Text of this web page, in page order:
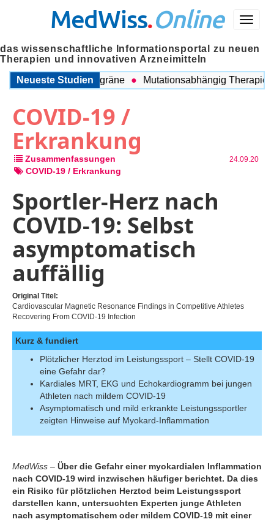
Menü
MedWiss.Online
das wissenschaftliche Informationsportal zu neuen
Therapien und innovativen Arzneimitteln
Neueste Studien
COPD und Migräne Mutationsabhängig Therapie
COVID-19 /
Erkrankung
Zusammenfassungen 24.09.20
COVID-19 / Erkrankung
Sportler-Herz nach
COVID-19: Selbst
asymptomatisch
auffällig
Original Titel:
Cardiovascular Magnetic Resonance Findings in Competitive Athletes
Recovering From COVID-19 Infection
Kurz & fundiert
Plötzlicher Herztod im Leistungssport – Stellt COVID-19
eine Gefahr dar?
Kardiales MRT, EKG und Echokardiogramm bei jungen
Athleten nach mildem COVID-19
Asymptomatisch und mild erkrankte Leistungssportler
zeigten Hinweise auf Myokard-Inflammation
MedWiss – Über die Gefahr einer myokardialen Inflammation
nach COVID-19 wird inzwischen häufiger berichtet. Da dies
ein Risiko für plötzlichen Herztod beim Leistungssport
darstellen kann, untersuchten Experten junge Athleten
nach asymptomatischem oder mildem COVID-19 mit einer